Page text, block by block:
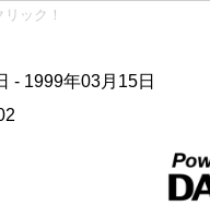
ック！
- 1999年03月15日